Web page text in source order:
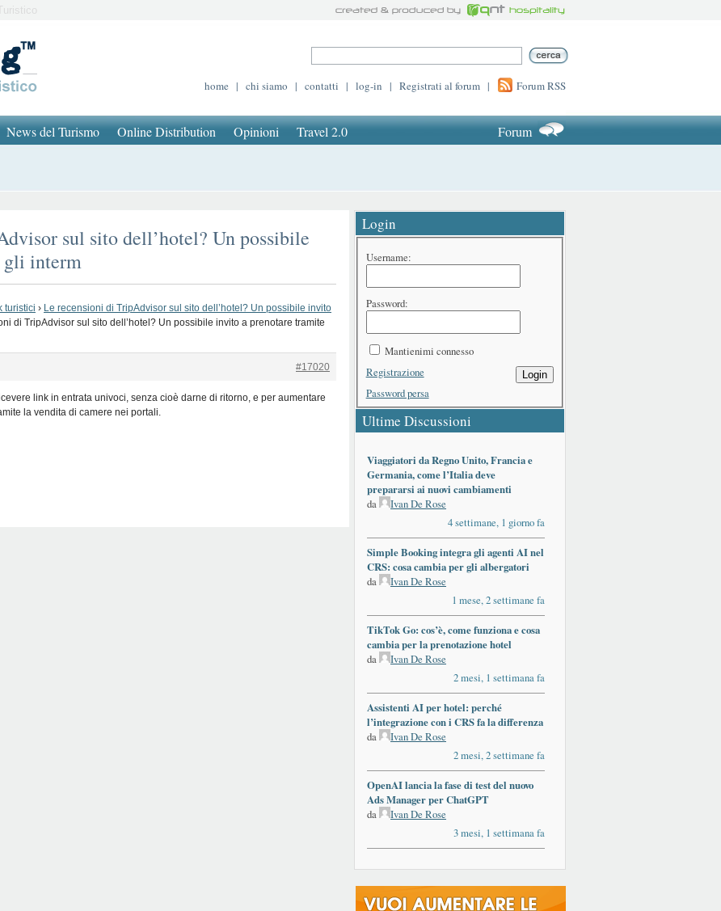
home | chi siamo | contatti | log-in | Registrati al forum | Forum RSS
News del Turismo Online Distribution Opinioni Travel 2.0 Forum
sul sito dell’hotel? Un possibile
gli interm
turistici › Le recensioni di TripAdvisor sul sito dell’hotel? Un possibile invito
di TripAdvisor sul sito dell’hotel? Un possibile invito a prenotare tramite
#17020
link in entrata univoci, senza cioè darne di ritorno, e per aumentare
la vendita di camere nei portali.
Login
Username:
Password:
Mantienimi connesso
Login
Registrazione
Password persa
Ultime Discussioni
Viaggiatori da Regno Unito, Francia e
Germania, come l’Italia deve
prepararsi ai nuovi cambiamenti
da
Ivan De Rose
4 settimane, 1 giorno fa
Simple Booking integra gli agenti AI nel
CRS: cosa cambia per gli albergatori
da
Ivan De Rose
1 mese, 2 settimane fa
TikTok Go: cos’è, come funziona e cosa
cambia per la prenotazione hotel
da
Ivan De Rose
2 mesi, 1 settimana fa
Assistenti AI per hotel: perché
l’integrazione con i CRS fa la differenza
da
Ivan De Rose
2 mesi, 2 settimane fa
OpenAI lancia la fase di test del nuovo
Ads Manager per ChatGPT
da
Ivan De Rose
3 mesi, 1 settimana fa